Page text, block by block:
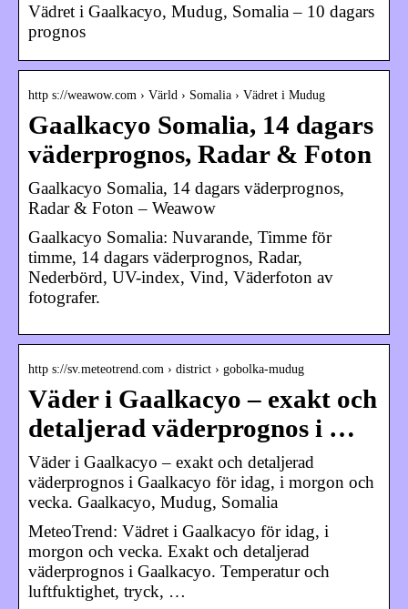
Vädret i Gaalkacyo, Mudug, Somalia – 10 dagars
prognos
http s://weawow.com › Värld › Somalia › Vädret i Mudug
Gaalkacyo Somalia, 14 dagars
väderprognos, Radar & Foton
Gaalkacyo Somalia, 14 dagars väderprognos,
Radar & Foton – Weawow
Gaalkacyo Somalia: Nuvarande, Timme för
timme, 14 dagars väderprognos, Radar,
Nederbörd, UV-index, Vind, Väderfoton av
fotografer.
http s://sv.meteotrend.com › district › gobolka-mudug
Väder i Gaalkacyo – exakt och
detaljerad väderprognos i …
Väder i Gaalkacyo – exakt och detaljerad
väderprognos i Gaalkacyo för idag, i morgon och
vecka. Gaalkacyo, Mudug, Somalia
MeteoTrend: Vädret i Gaalkacyo för idag, i
morgon och vecka. Exakt och detaljerad
väderprognos i Gaalkacyo. Temperatur och
luftfuktighet, tryck, …